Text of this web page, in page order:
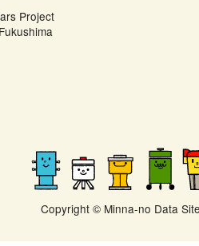
Project
Copyright © Minna-no Data Site